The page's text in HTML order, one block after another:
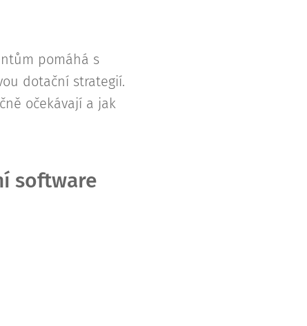
pomáhá s
dotační strategií.
očekávají a jak
software